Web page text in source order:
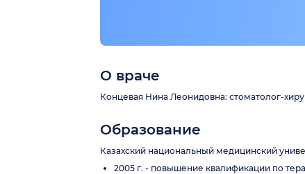
О враче
Концевая Нина Леонидовна: стоматолог-
Образование
Казахский национальный медицинский
2005 г. - повышение квалификации по